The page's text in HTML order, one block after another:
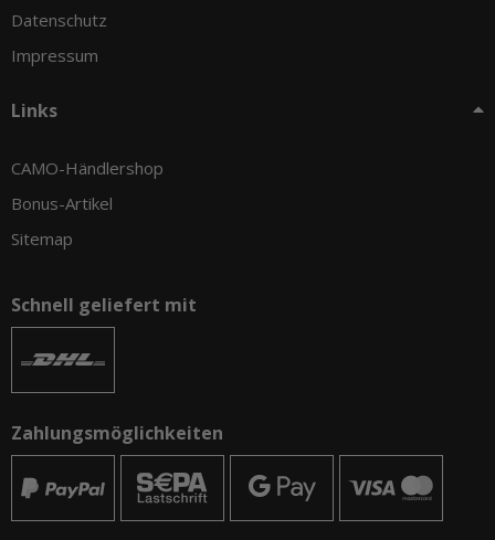
Datenschutz
Impressum
Links
CAMO-Händlershop
Bonus-Artikel
Sitemap
Schnell geliefert mit
Zahlungsmöglichkeiten